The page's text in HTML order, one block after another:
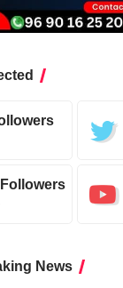
Followers
News